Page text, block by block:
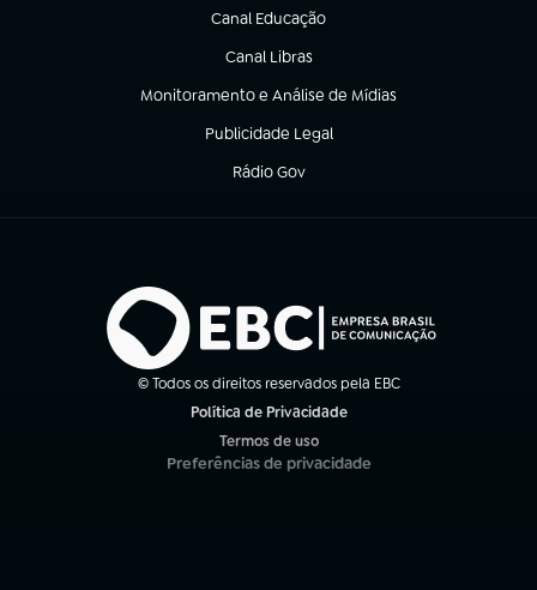
Canal Educação
(abre em nova aba)
Canal Libras
(abre em nova aba)
Monitoramento e Análise de Mídias
(abre em nova aba)
Publicidade Legal
(abre em nova aba)
Rádio Gov
(abre em nova aba)
© Todos os direitos reservados pela EBC
Política de Privacidade
Termos de uso
(abre em nova aba)
Preferências de privacidade